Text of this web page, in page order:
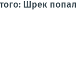
Шрек